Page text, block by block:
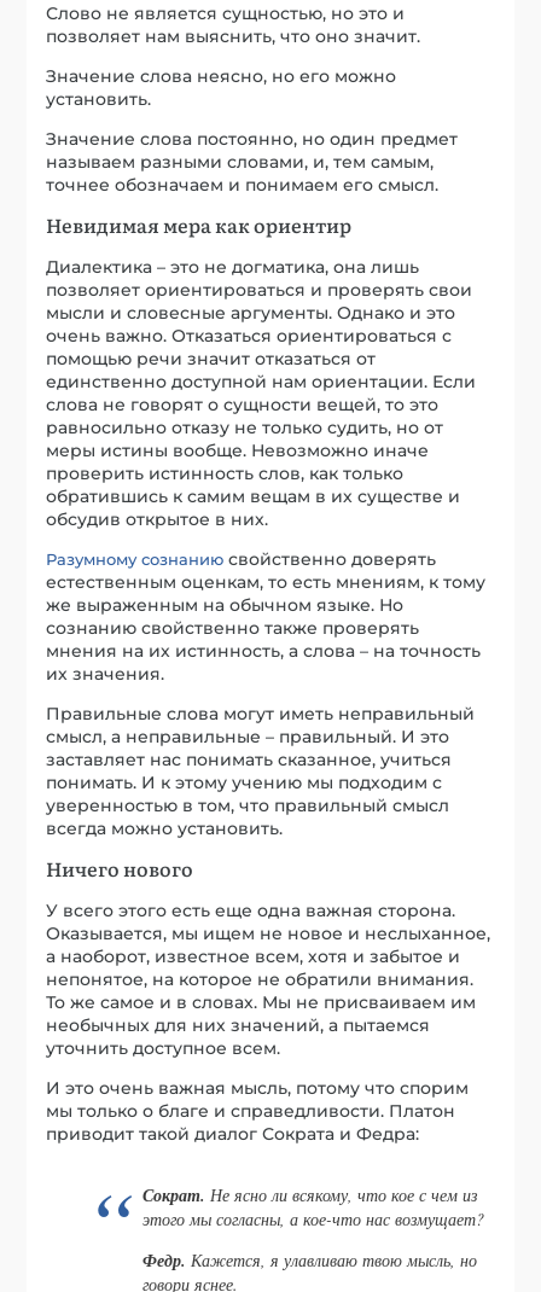
Слово не является сущностью, но это и
позволяет нам выяснить, что оно значит.
Значение слова неясно, но его можно
установить.
Значение слова постоянно, но один предмет
называем разными словами, и, тем самым,
точнее обозначаем и понимаем его смысл.
Невидимая мера как ориентир
Диалектика – это не догматика, она лишь
позволяет ориентироваться и проверять свои
мысли и словесные аргументы. Однако и это
очень важно. Отказаться ориентироваться с
помощью речи значит отказаться от
единственно доступной нам ориентации. Если
слова не говорят о сущности вещей, то это
равносильно отказу не только судить, но от
меры истины вообще. Невозможно иначе
проверить истинность слов, как только
обратившись к самим вещам в их существе и
обсудив открытое в них.
Разумному сознанию свойственно доверять
естественным оценкам, то есть мнениям, к тому
же выраженным на обычном языке. Но
сознанию свойственно также проверять
мнения на их истинность, а слова – на точность
их значения.
Правильные слова могут иметь неправильный
смысл, а неправильные – правильный. И это
заставляет нас понимать сказанное, учиться
понимать. И к этому учению мы подходим с
уверенностью в том, что правильный смысл
всегда можно установить.
Ничего нового
У всего этого есть еще одна важная сторона.
Оказывается, мы ищем не новое и неслыханное,
а наоборот, известное всем, хотя и забытое и
непонятое, на которое не обратили внимания.
То же самое и в словах. Мы не присваиваем им
необычных для них значений, а пытаемся
уточнить доступное всем.
И это очень важная мысль, потому что спорим
мы только о благе и справедливости. Платон
приводит такой диалог Сократа и Федра:
Сократ. Не ясно ли всякому, что кое с чем из
этого мы согласны, а кое-что нас возмущает?
Федр.Кажется, я улавливаю твою мысль, но
говори яснее.